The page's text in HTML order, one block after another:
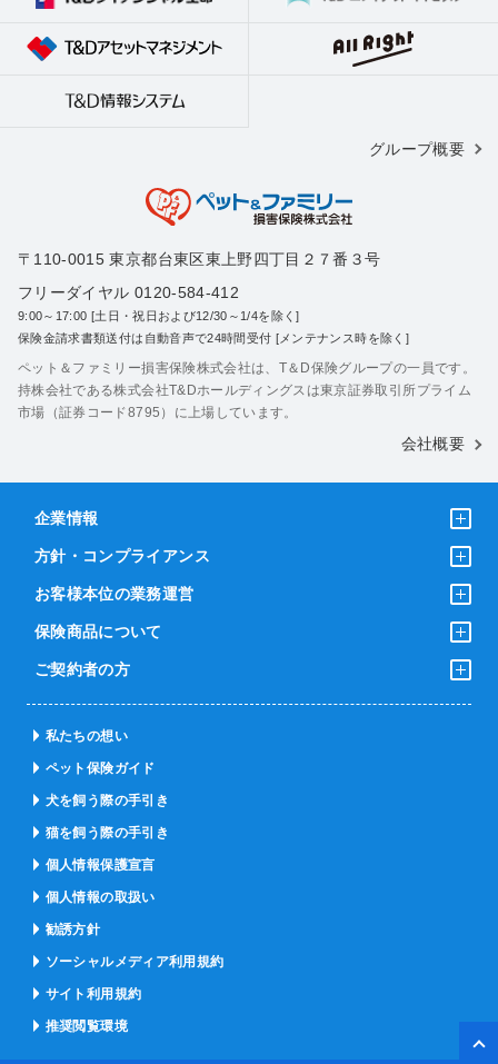
グループ概要
〒110-0015 東京都台東区東上野四丁目２７番３号
フリーダイヤル 0120-584-412
9:00～17:00 [土日・祝日および12/30～1/4を除く]
保険金請求書類送付は自動音声で24時間受付 [メンテナンス時を除く]
ペット＆ファミリー損害保険株式会社は、T＆D保険グループの一員です。
持株会社である株式会社T&Dホールディングスは東京証券取引所プライム
市場（証券コード8795）に上場しています。
会社概要
企業情報
方針・コンプライアンス
お客様本位の業務運営
保険商品について
ご契約者の方
私たちの想い
ペット保険ガイド
犬を飼う際の手引き
猫を飼う際の手引き
個人情報保護宣言
個人情報の取扱い
勧誘方針
ソーシャルメディア利用規約
サイト利用規約
推奨閲覧環境